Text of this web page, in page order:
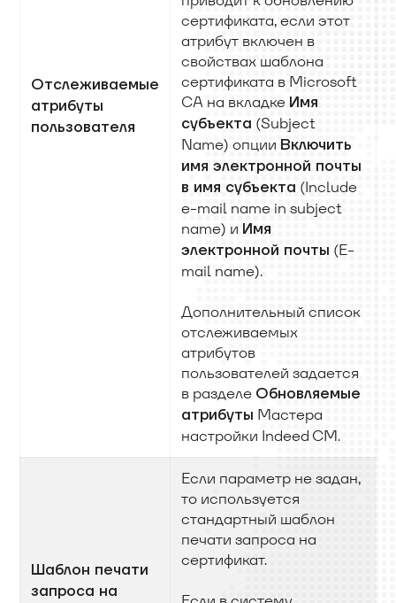
Отслеживаемые
атрибуты
пользователя
сертификата, если этот
атрибут включен в
свойствах шаблона
сертификата в Microsoft
CA на вкладке Имя
субъекта (Subject
Name) опции Включить
имя электронной почты
в имя субъекта (Include
e-mail name in subject
name) и Имя
электронной почты (E-
mail name).
Дополнительный список
отслеживаемых
атрибутов
пользователей задается
в разделе Обновляемые
атрибуты Мастера
настройки Indeed CM.
Шаблон печати
запроса на
Если параметр не задан,
то используется
стандартный шаблон
печати запроса на
сертификат.